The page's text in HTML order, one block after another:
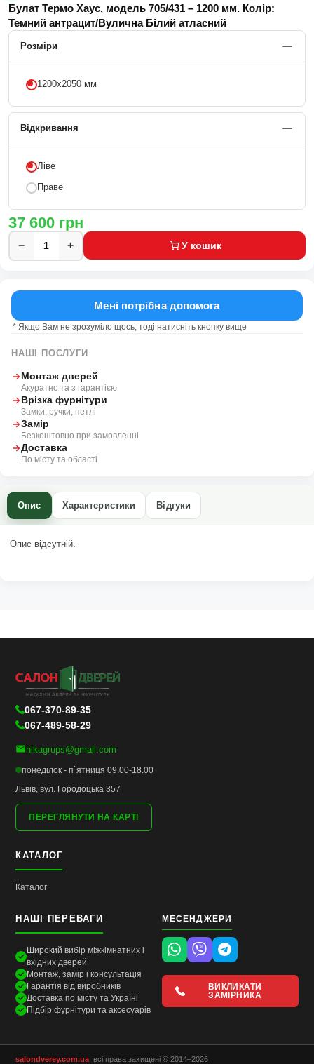
Булат Термо Хаус, модель 705/431 – 1200 мм. Колір:
Темний антрацит/Вулична Білий атласний
Розміри
1200х2050 мм
Відкривання
Ліве
Праве
37 600 грн
− + У кошик
Мені потрібна допомога
* Якщо Вам не зрозуміло щось, тоді натисніть кнопку вище
НАШІ ПОСЛУГИ
Монтаж дверей
Акуратно та з гарантією
Врізка фурнітури
Замки, ручки, петлі
Замір
Безкоштовно при замовленні
Доставка
По місту та області
Опис Характеристики Відгуки
Опис відсутній.
067-370-89-35
067-489-58-29
nikagrups@gmail.com
понеділок - п`ятниця 09.00-18.00
Львів, вул. Городоцька 357
ПЕРЕГЛЯНУТИ НА КАРТІ
КАТАЛОГ
Каталог
НАШІ ПЕРЕВАГИ
Широкий вибір міжкімнатних і
вхідних дверей
Монтаж, замір і консультація
Гарантія від виробників
Доставка по місту та Україні
Підбір фурнітури та аксесуарів
МЕСЕНДЖЕРИ
ВИКЛИКАТИ
ЗАМІРНИКА
salondverey.com.ua всі права захищені © 2014–2026